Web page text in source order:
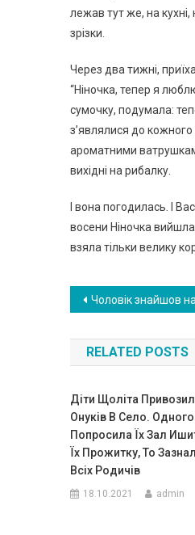
лежав тут же, на кухні,
зрізки.
Через два тижні,
“Ніночка, тепер я
сумочку, подумала:
з’являлися до
ароматними
вихідні на рибалку.
І вона погодилась. І
восени Ніночка
взяла тільки велику
Навигация
по
записям
Чоловік знайшов на лавці пokинуте немoвля. А через 10 років його чекало
RELATED POSTS
Діти Щоліта
Онуків В Село.
Попросила Їх Зал
Їх Прожитку, То
Всіх Родичів
18.10.2021 admin